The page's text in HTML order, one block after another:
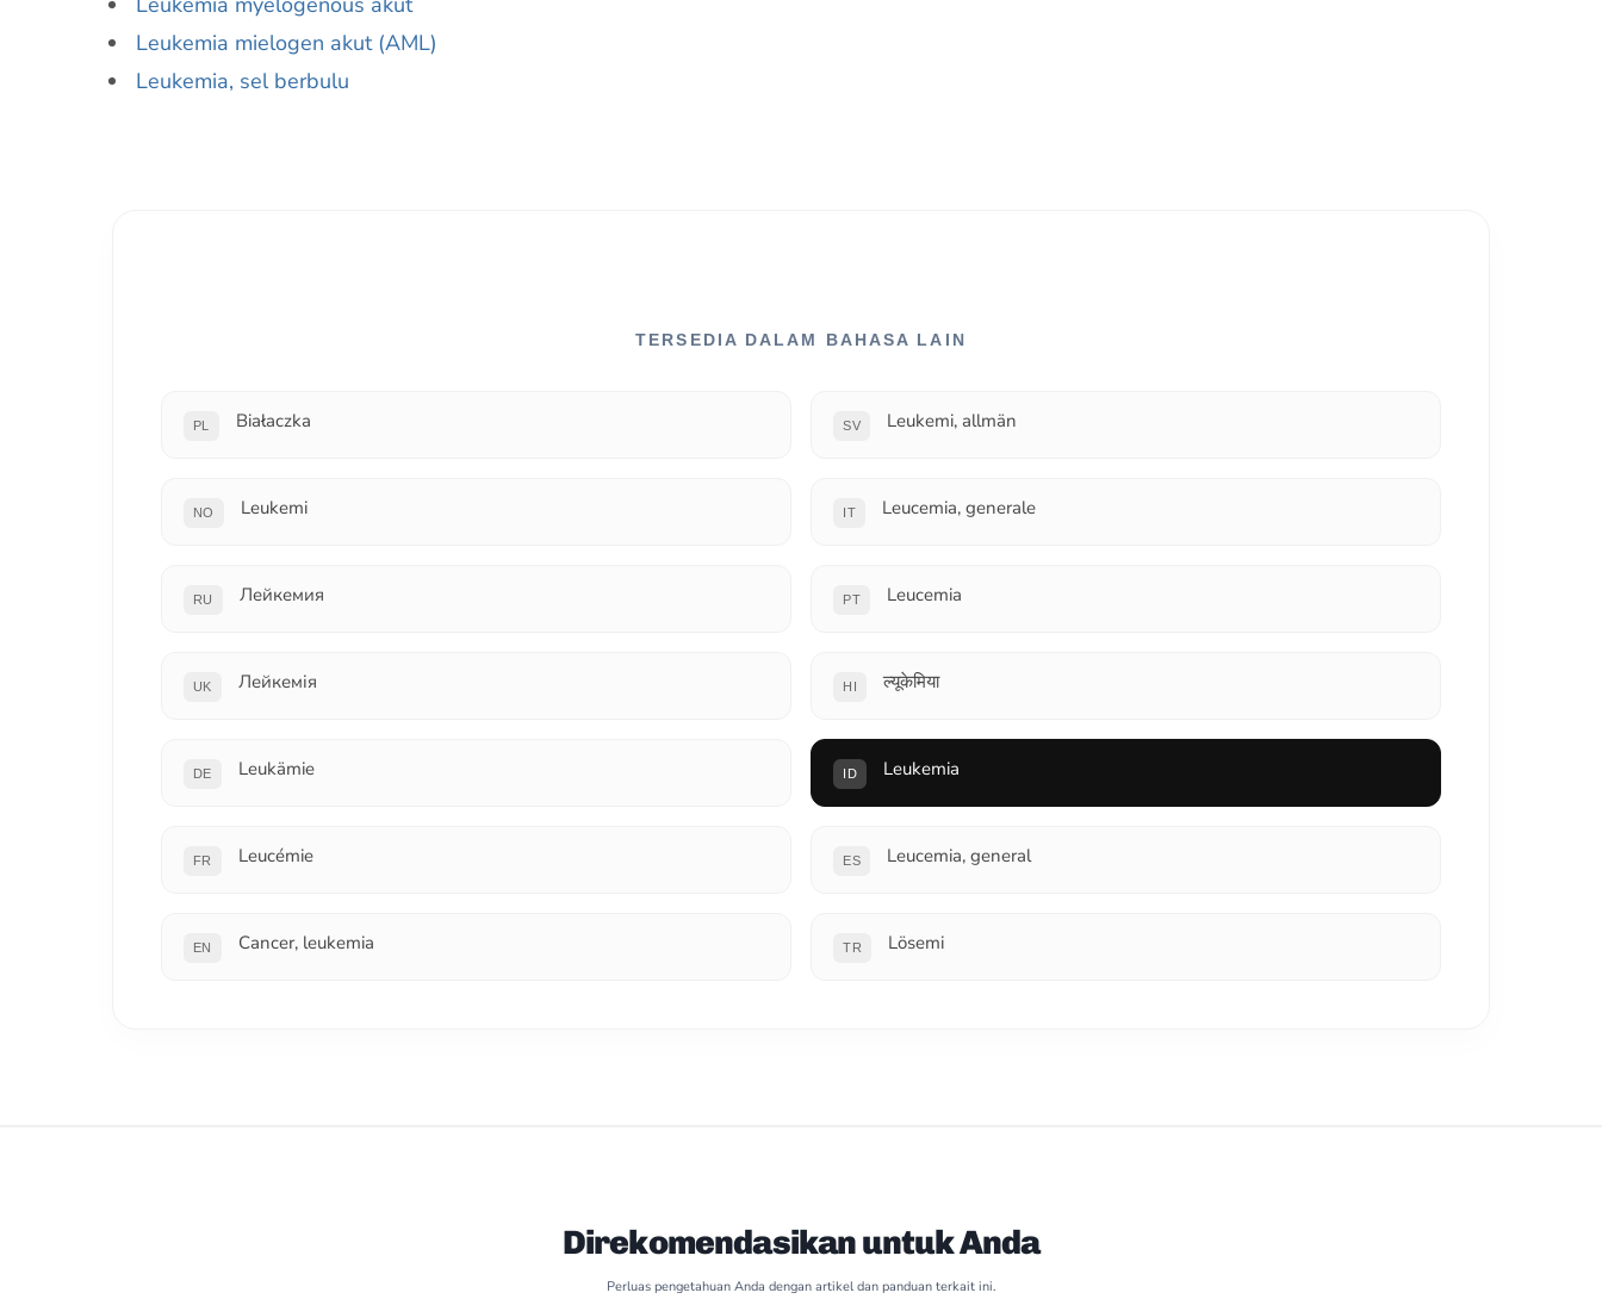
Leukemia mielogen akut (AML)
Leukemia, sel berbulu
TERSEDIA DALAM BAHASA LAIN
PL Białaczka SV Leukemi, allmän
NO Leukemi IT Leucemia, generale
RU Лейкемия PT Leucemia
UK Лейкемія HI ल्यूकेमिया
DE Leukämie ID Leukemia
FR Leucémie ES Leucemia, general
EN Cancer, leukemia TR Lösemi
Direkomendasikan untuk Anda
Perluas pengetahuan Anda dengan artikel dan panduan terkait ini.